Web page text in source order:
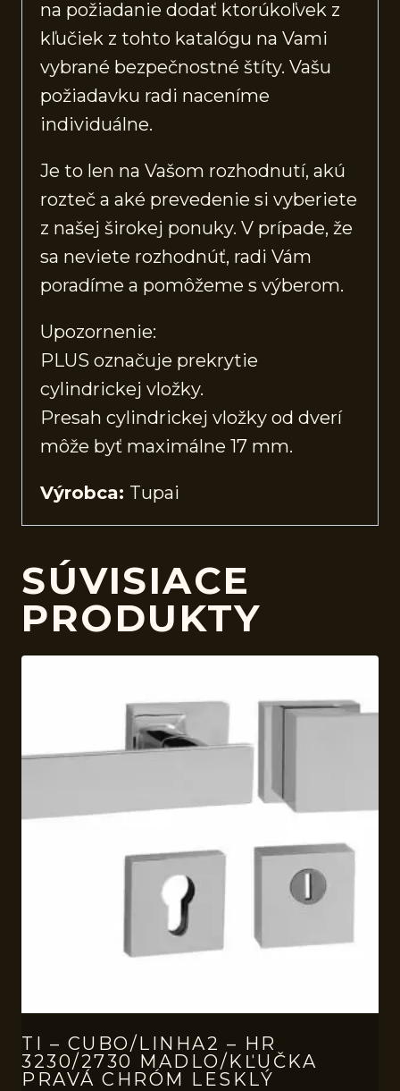
na požiadanie dodať ktorúkoľvek z
kľučiek z tohto katalógu na Vami
vybrané bezpečnostné štíty. Vašu
požiadavku radi naceníme
individuálne.
Je to len na Vašom rozhodnutí, akú
rozteč a aké prevedenie si vyberiete
z našej širokej ponuky. V prípade, že
sa neviete rozhodnúť, radi Vám
poradíme a pomôžeme s výberom.
Upozornenie:
PLUS označuje prekrytie
cylindrickej vložky.
Presah cylindrickej vložky od dverí
môže byť maximálne 17 mm.
Výrobca: Tupai
SÚVISIACE
PRODUKTY
TI – CUBO/LINHA2 – HR
3230/2730 MADLO/KĽUČKA
PRAVÁ CHRÓM LESKLÝ